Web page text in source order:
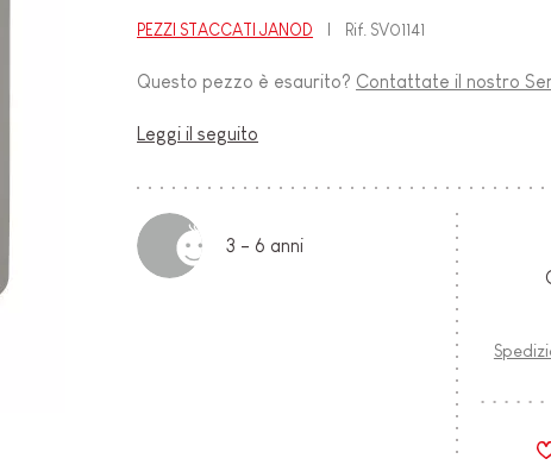
PEZZI STACCATI JANOD Rif. SV01141
Questo pezzo è esaurito? Contattate il nostro
Leggi il seguito
3 - 6 anni